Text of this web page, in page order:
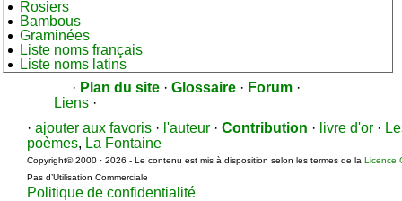
Rosiers
Bambous
Graminées
Liste noms français
Liste noms latins
· Plan du site · Glossaire · Forum ·
Liens ·
· ajouter aux favoris · l'auteur · Contribution · livre d'or ·
poèmes, La Fontaine
Copyright© 2000 · 2026 - Le contenu est mis à disposition selon les termes de la Licence
Pas d’Utilisation Commerciale
Politique de confidentialité